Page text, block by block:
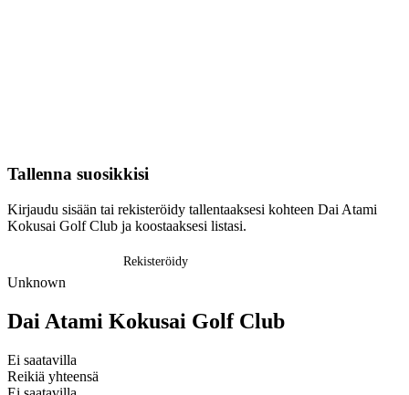
Tallenna suosikkisi
Kirjaudu sisään tai rekisteröidy tallentaaksesi kohteen Dai Atami
Kokusai Golf Club ja koostaaksesi listasi.
Rekisteröidy
Unknown
Dai Atami Kokusai Golf Club
Ei saatavilla
Reikiä yhteensä